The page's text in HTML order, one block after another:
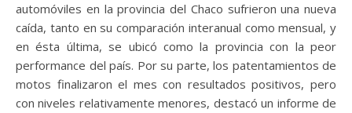
automóviles en la provincia del Chaco sufrieron una nueva
caída, tanto en su comparación interanual como mensual, y
en ésta última, se ubicó como la provincia con la peor
performance del país. Por su parte, los patentamientos de
motos finalizaron el mes con resultados positivos, pero
con niveles relativamente menores, destacó un informe de